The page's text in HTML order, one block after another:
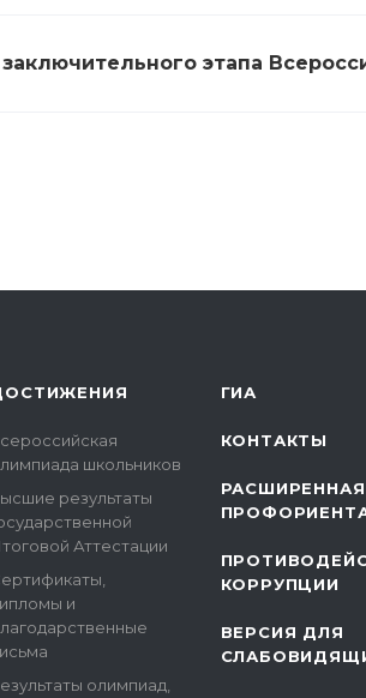
этапа
школьников
результаты
Аттестации
и
олимпиад,
ГИА
КОНТАКТЫ
РАСШИРЕННАЯ
КОРРУПЦИИ
ВЕРСИЯ ДЛЯ